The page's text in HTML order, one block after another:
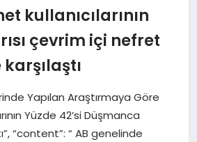
kullanıcılarının
çevrim içi nefret
Yapılan Araştırmaya Göre
Yüzde 42’si Düşmanca
“content”: “ AB genelinde